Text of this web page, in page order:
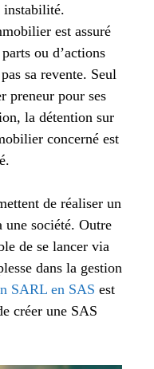
instabilité.
est assuré
ou d’actions
sa revente. Seul
preneur pour ses
la détention sur
concerné est
de réaliser un
société. Outre
de se lancer via
dans la gestion
SARL en SAS est
créer une SAS